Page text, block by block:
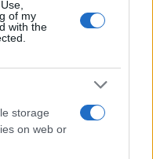
of my
with the
storage
on web or